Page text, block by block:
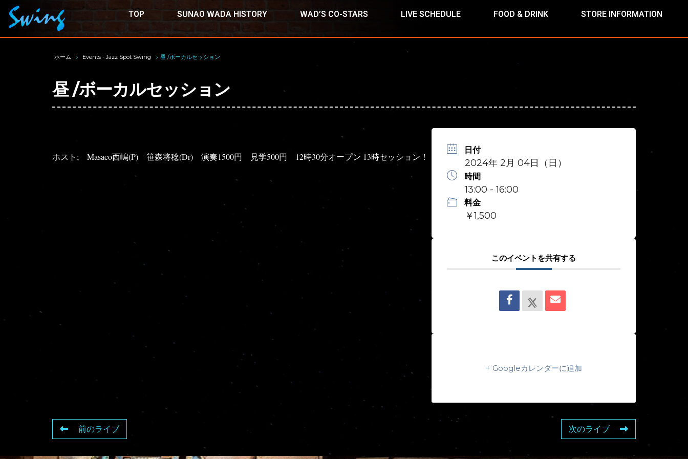
TOP SUNAO WADA HISTORY WAD’S CO-STARS LIVE SCHEDULE FOOD & DRINK STORE INFORMATION
ホーム Events - Jazz Spot Swing 昼 /ボーカルセッション
昼 /ボーカルセッション
ホスト; Masaco西嶋(P) 笹森将稔(Dr) 演奏1500円 見学500円 12時30分オープン 13時セッション！
日付
2024年 2月 04日（日）
時間
13:00 - 16:00
料金
￥1,500
このイベントを共有する
+ Googleカレンダーに追加
前のライブ 次のライブ